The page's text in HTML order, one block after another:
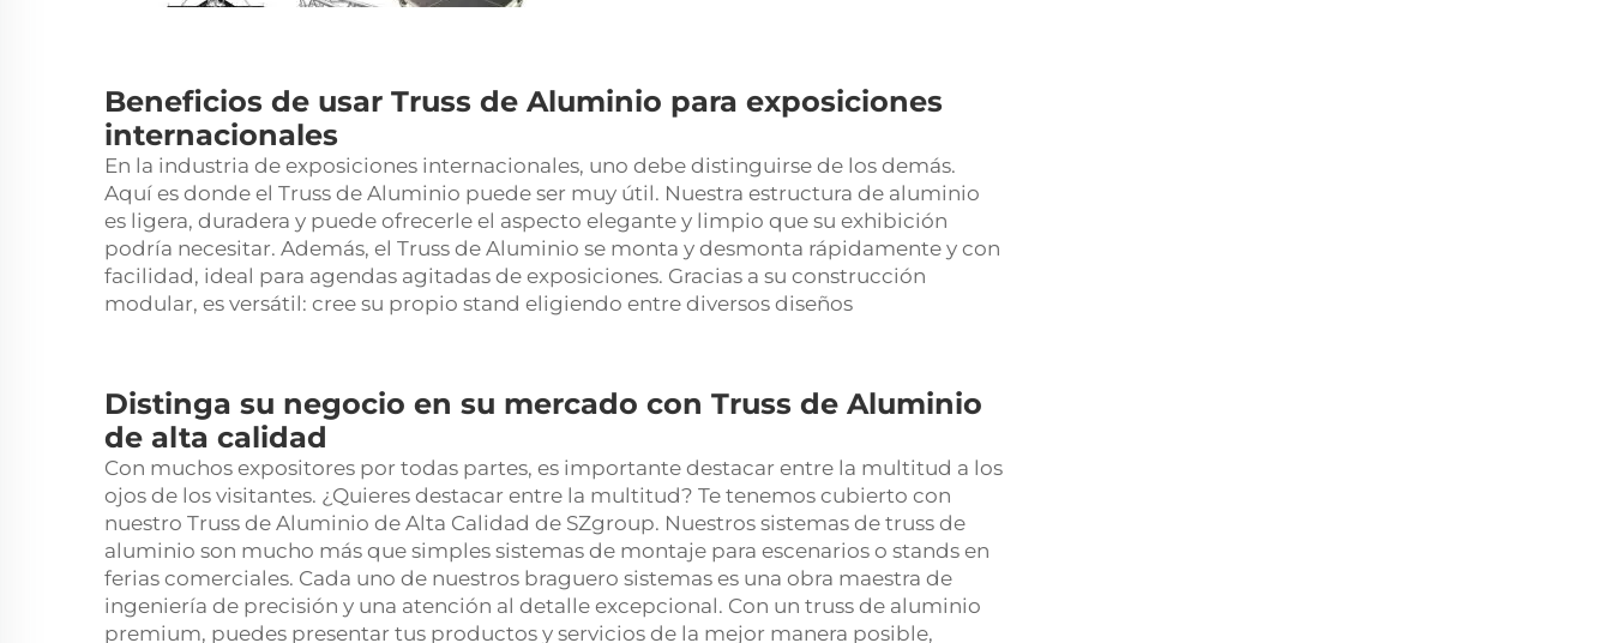
Beneficios de usar Truss de Aluminio para exposiciones
internacionales
En la industria de exposiciones internacionales, uno debe distinguirse de los demás.
Aquí es donde el Truss de Aluminio puede ser muy útil. Nuestra estructura de aluminio
es ligera, duradera y puede ofrecerle el aspecto elegante y limpio que su exhibición
podría necesitar. Además, el Truss de Aluminio se monta y desmonta rápidamente y con
facilidad, ideal para agendas agitadas de exposiciones. Gracias a su construcción
modular, es versátil: cree su propio stand eligiendo entre diversos diseños
Distinga su negocio en su mercado con Truss de Aluminio
de alta calidad
Con muchos expositores por todas partes, es importante destacar entre la multitud a los
ojos de los visitantes. ¿Quieres destacar entre la multitud? Te tenemos cubierto con
nuestro Truss de Aluminio de Alta Calidad de SZgroup. Nuestros sistemas de truss de
aluminio son mucho más que simples sistemas de montaje para escenarios o stands en
ferias comerciales. Cada uno de nuestros braguero sistemas es una obra maestra de
ingeniería de precisión y una atención al detalle excepcional. Con un truss de aluminio
premium, puedes presentar tus productos y servicios de la mejor manera posible,